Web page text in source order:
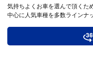
気持ちよくお車を選んで頂くた
中心に人気車種を多数ラインナ